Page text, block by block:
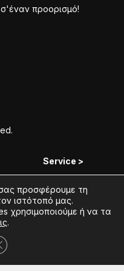
προορισμό!
Service >
Free Download
Add Your Station
προσφέρουμε τη
ιστότοπό μας.
χρησιμοποιούμε ή να τα
.
του Cookie banner